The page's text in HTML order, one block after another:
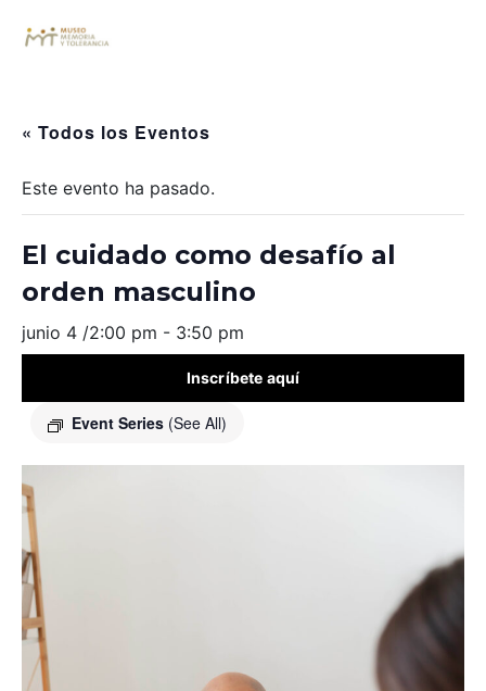
« Todos los Eventos
Este evento ha pasado.
El cuidado como desafío al
orden masculino
junio 4 /2:00 pm - 3:50 pm
Event Series (See All)
Inscríbete aquí